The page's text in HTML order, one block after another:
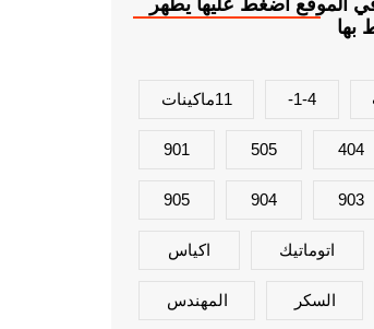
الموقع اضغط عليها يطهر
بها
1-4- 11ماكينات
404
505
901
903
904
905
اتوماتيك اكياس
السكر المهندس